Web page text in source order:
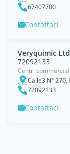
67407700
Contattaci
Veryquimic
72092133
Centri commerciali
Calle3 N° 270,
72092133
Contattaci